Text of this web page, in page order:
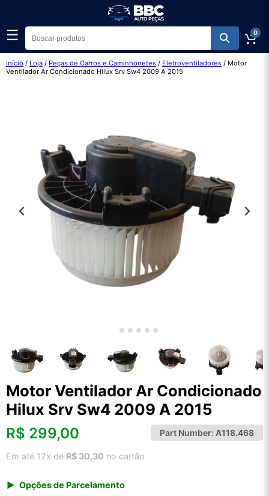
☰ 0
Início / Loja / Peças de Carros e Caminhonetes / Eletroventiladores / Motor
Ventilador Ar Condicionado Hilux Srv Sw4 2009 A 2015
Motor Ventilador Ar Condicionado
Hilux Srv Sw4 2009 A 2015
R$ 299,00 Part Number: A118.468
Em até 12x de R$ 30,30 no cartão
Opções de Parcelamento